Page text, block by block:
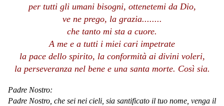
per tutti gli umani bisogni, ottenetemi da Dio,
ve ne prego, la grazia........
che tanto mi sta a cuore.
A me e a tutti i miei cari impetrate
la pace dello spirito, la conformità ai divini voleri,
la perseveranza nel bene e una santa morte. Così sia.
Padre Nostro:
Padre Nostro, che sei nei cieli, sia santificato il tuo nome, venga il